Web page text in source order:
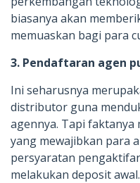
biasanya akan
memuaskan bagi para
3. Pendaftaran agen
Ini seharusnya
distributor guna
agennya. Tapi
yang mewajibkan para
persyaratan
melakukan deposit awal.